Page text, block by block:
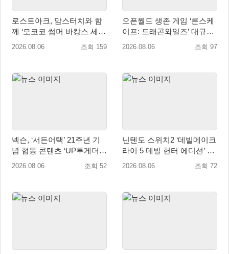
로스트아크, 맘스터치와 함
께 ‘모코코 썸머 바캉스 세
트’ 출시
2026.08.06 조회 159
오픈월드 생존 게임 ‘룬스케
이프: 드래곤와일즈’ 대규모
유저 편의성 개선 및 사이드
2026.08.06 조회 97
넥슨, ‘서든어택’ 21주년 기
념 협동 콘텐츠 ‘UP투게더’
업데이트
2026.08.06 조회 52
닌텐도 스위치2 ‘데빌메이크
라이 5 데빌 헌터 에디션’ 패
키지 제품 8월 7일 예약판매
2026.08.06 조회 72